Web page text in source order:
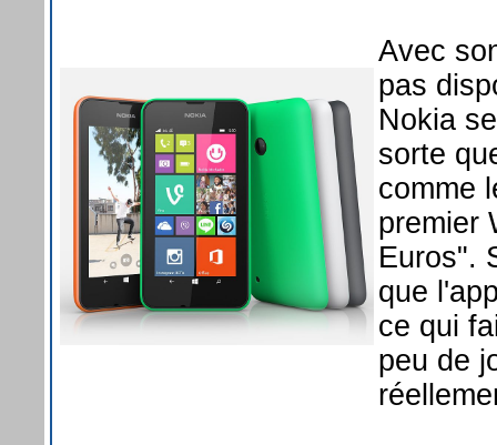
Avec
pas
Nokia
sorte
comme
premier
Euros".
que
ce qui
peu de